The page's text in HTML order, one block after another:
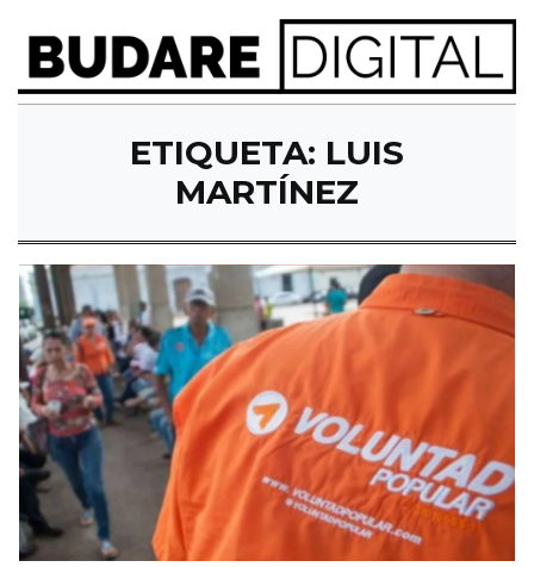
ETIQUETA: LUIS
MARTÍNEZ